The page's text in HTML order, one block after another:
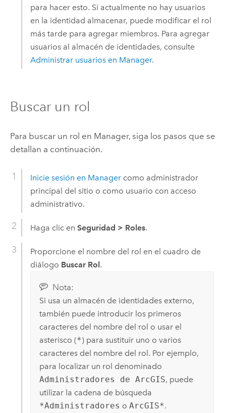
para hacer esto. Si actualmente no hay usuarios
en la identidad almacenar, puede modificar el rol
más tarde para agregar miembros. Para agregar
usuarios al almacén de identidades, consulte
Administrar usuarios en Manager.
Buscar un rol
Para buscar un rol en Manager, siga los pasos que se
detallan a continuación.
Inicie sesión en Managercomo administrador
principal del sitio o como usuario con acceso
administrativo.
Haga clic en Seguridad > Roles.
Proporcione el nombre del rol en el cuadro de
diálogo Buscar Rol.
Nota:
Si usa un almacén de identidades externo,
también puede introducir los primeros
caracteres del nombre del rol o usar el
asterisco (*) para sustituir uno o varios
caracteres del nombre del rol. Por ejemplo,
para localizar un rol denominado
Administradores de ArcGIS, puede
utilizar la cadena de búsqueda
*Administradores o ArcGIS*.